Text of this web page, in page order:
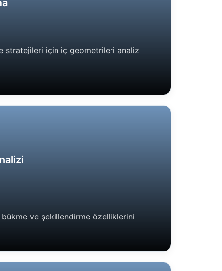
stratejileri için iç geometrileri analiz
ve şekillendirme özelliklerini